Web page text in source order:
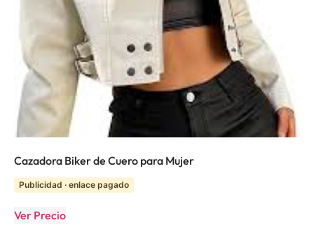
Cazadora Biker de Cuero para Mujer
Publicidad · enlace pagado
Ver Precio